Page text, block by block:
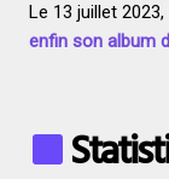
Le 13 juillet
enfin son album